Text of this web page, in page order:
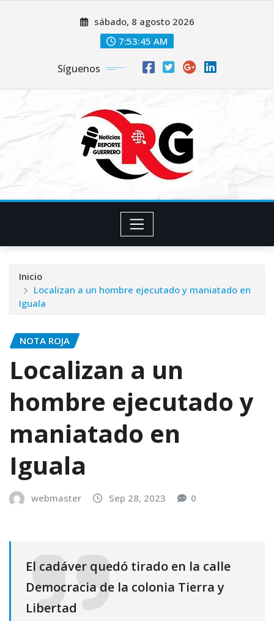
sábado, 8 agosto 2026
7:53:46 AM
Síguenos
Inicio
Localizan a un hombre ejecutado y maniatado en
Iguala
NOTA ROJA
Localizan a un
hombre ejecutado y
maniatado en
Iguala
webmaster Sep 28, 2023 0
El cadáver quedó tirado en la calle
Democracia de la colonia Tierra y
Libertad